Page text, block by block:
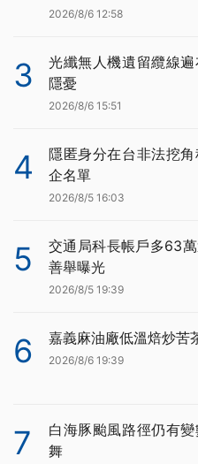
2026/8/6 12:58
3
光纖無人機遺留纜線
隱憂
2026/8/6 15:51
4
隱匿身分在台非法挖
企名單
2026/8/5 16:03
5
交通局科長帳戶多63
善舉曝光
2026/8/5 19:39
6 嘉義麻油廠低溫焙炒苦
2026/8/6 19:39
7
白海豚颱風路徑仍有
舞